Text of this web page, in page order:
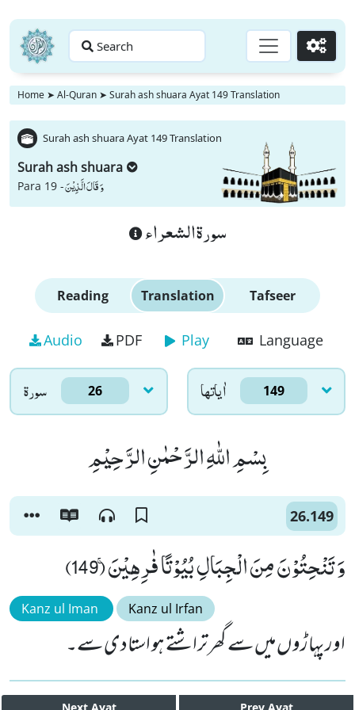
Search Go
Home ➤ Al-Quran ➤ Surah ash shuara Ayat 149 Translation
Surah ash shuara Ayat 149 Translation
Surah ash shuara
Para 19 -وَ قَالَ الَّذِیْنَ
سورة الشعراء
Reading Translation Tafseer
Audio PDF Play Language
سورۃ 26 اٰياتها 149
بِسْمِ اللّٰهِ الرَّحْمٰنِ الرَّحِیْمِ
26.149
وَ تَنْحِتُوْنَ مِنَ الْجِبَالِ بُیُوْتًا فٰرِهِیْنَۚ (149)
Kanz ul Iman Kanz ul Irfan
اور پہاڑوں میں سے گھر تراشتے ہو استادی سے۔